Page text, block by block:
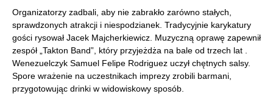
Organizatorzy zadbali, aby nie zabrakło zarówno stałych,
sprawdzonych atrakcji i niespodzianek. Tradycyjnie karykatury
gości rysował Jacek Majcherkiewicz. Muzyczną oprawę zapewnił
zespół „Takton Band”, który przyjeżdża na bale od trzech lat .
Wenezuelczyk Samuel Felipe Rodriguez uczył chętnych salsy.
Spore wrażenie na uczestnikach imprezy zrobili barmani,
przygotowując drinki w widowiskowy sposób.